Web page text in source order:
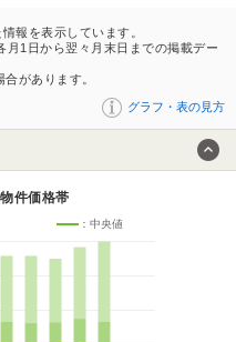
報を表示しています。
月1日から翌々月末日までの掲載デー
があります。
グラフ・表の見方
件価格帯
：中央値